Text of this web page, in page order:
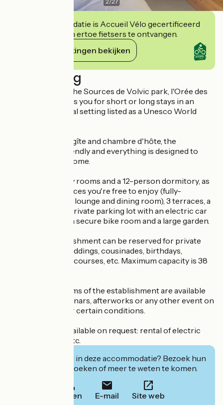
Deze accommodatie is Accueil Vélo gecertificeerd
en verbindt zich ertoe fietsers te ontvangen.
Haar verplichtingen bekijken
Beschrijving
Ideally located in the Sources de Volvic park, l'Orée des
Sources welcomes you for short or long stays in an
exceptional natural setting listed as a Unesco World
A hybrid of hotel, gîte and chambre d'hôte, the
atmosphere is friendly and everything is designed to
make you feel at home.
It includes 7 family rooms and a 12-person dormitory, as
well as shared spaces you're free to enjoy (fully-
equipped kitchen, lounge and dining room), 3 terraces, a
bar open to all, a private parking lot with an electric car
charging station, a secure bike room and a large garden.
The entire establishment can be reserved for private
events such as weddings, cousinades, birthdays,
christenings, trail courses, etc. Maximum capacity is 38
The different rooms of the establishment are available
for rental for seminars, afterworks or any other event on
request and under certain conditions.
Other services available on request: rental of electric
mountain bikes, etc.
Geïnteresseerd in deze accommodatie? Bezoek hun
website om te boeken of meer te weten te komen.
Bellen E-mail Site web